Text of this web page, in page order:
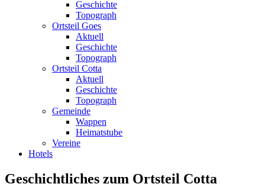
Geschichte
Topograph
Ortsteil Goes
Aktuell
Geschichte
Topograph
Ortsteil Cotta
Aktuell
Geschichte
Topograph
Gemeinde
Wappen
Heimatstube
Vereine
Hotels
Geschichtliches zum Ortsteil Cotta